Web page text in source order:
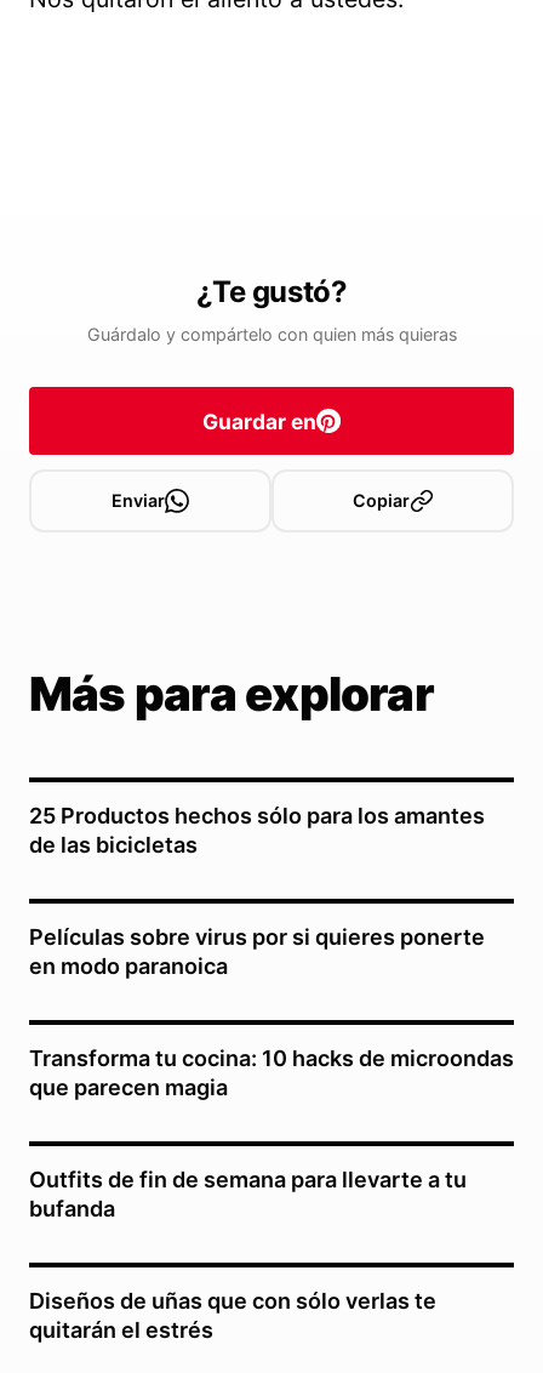
¿Te gustó?
Guárdalo y compártelo con quien más quieras
Guardar en
Enviar Copiar
Más para explorar
25 Productos hechos sólo para los amantes
de las bicicletas
Películas sobre virus por si quieres ponerte
en modo paranoica
Transforma tu cocina: 10 hacks de microondas
que parecen magia
Outfits de fin de semana para llevarte a tu
bufanda
Diseños de uñas que con sólo verlas te
quitarán el estrés